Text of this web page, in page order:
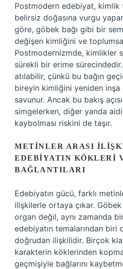
Postmodern edebiyat, kimlik
belirsiz doğasına vurgu
göre, göbek bağı gibi bir
değişen kimliğini ve
Postmodernizmde, kimlikler
sürekli bir erime
atılabilir, çünkü bu bağın
bireyin kimliğini yeniden inşa
savunur. Ancak bu bakış
simgelerken, diğer yanda
kaybolması riskini de taşır.
METINLER ARASI
EDEBIYATIN KÖKLERI
BAĞLANTILARI
Edebiyatın gücü, farklı
ilişkilerle ortaya çıkar.
organ değil, aynı zamanda
edebiyatın temalarından biri
doğrudan ilişkilidir. Birçok
karakterin köklerinden
geçmişiyle bağlarını